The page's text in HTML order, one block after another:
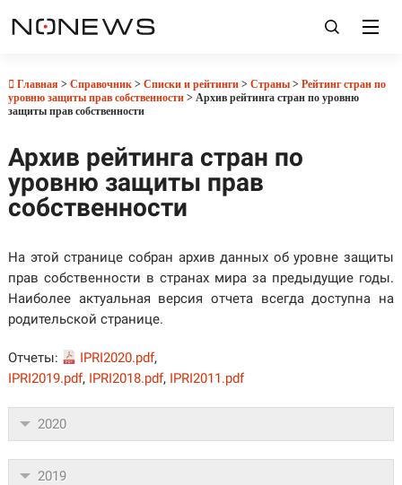
Главная > Справочник> Списки и рейтинги> Страны> Рейтинг стран по
уровню защиты прав собственности> Архив рейтинга стран по уровню
защиты прав собственности
Архив рейтинга стран по
уровню защиты прав
собственности
На этой странице собран архив данных об уровне защиты
прав собственности в странах мира за предыдущие годы.
Наиболее актуальная версия отчета всегда доступна на
родительской странице.
Отчеты: IPRI2020.pdf,
IPRI2019.pdf, IPRI2018.pdf, IPRI2011.pdf
2020
2019